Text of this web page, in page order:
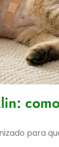
para